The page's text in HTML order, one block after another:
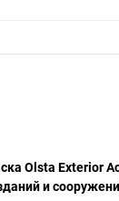
Olsta Exterior
и